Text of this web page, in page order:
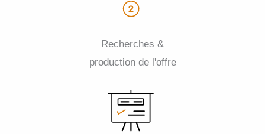
Recherches &
production de l'offre